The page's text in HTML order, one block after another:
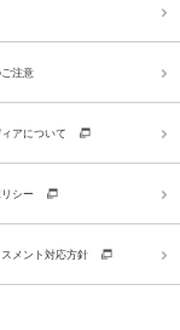
注意
アについて
シー
メント対応方針